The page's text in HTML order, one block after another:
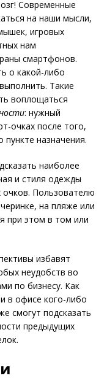
Современные
на наши мысли,
игровых
нам
смартфонов.
о какой-либо
Такие
воплощаться
: нужный
очках после того,
назначения.
наиболее
и стиля одежды
Пользователю
на пляже или
при этом в том или
избавят
неудобств во
по бизнесу. Как
в офисе кого-либо
смогут подсказать
предыдущих